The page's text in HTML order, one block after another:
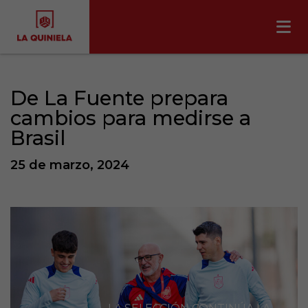
De La Fuente prepara
cambios para medirse a
Brasil
25 de marzo, 2024